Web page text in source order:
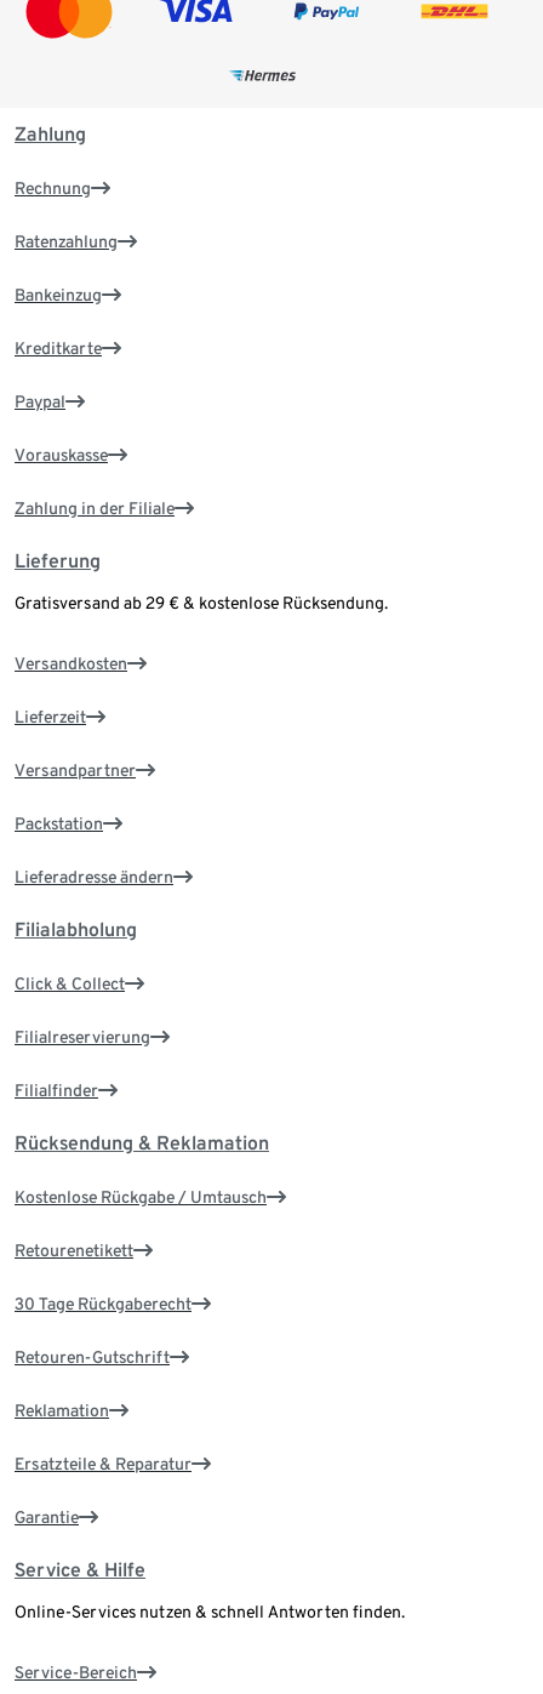
Zahlung
Rechnung
Ratenzahlung
Bankeinzug
Kreditkarte
Paypal
Vorauskasse
Zahlung in der Filiale
Lieferung
Gratisversand ab 29 € & kostenlose Rücksendung.
Versandkosten
Lieferzeit
Versandpartner
Packstation
Lieferadresse ändern
Filialabholung
Click & Collect
Filialreservierung
Filialfinder
Rücksendung & Reklamation
Kostenlose Rückgabe / Umtausch
Retourenetikett
30 Tage Rückgaberecht
Retouren-Gutschrift
Reklamation
Ersatzteile & Reparatur
Garantie
Service & Hilfe
Online-Services nutzen & schnell Antworten finden.
Service-Bereich